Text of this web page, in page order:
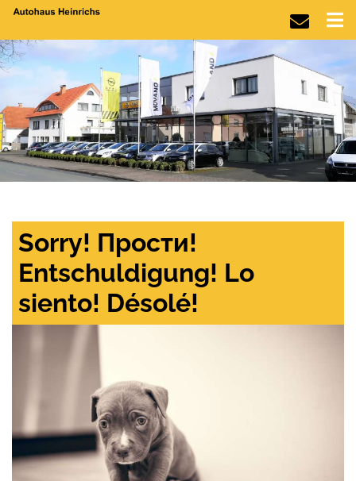
Sorry! Прости!
Entschuldigung! Lo
siento! Désolé!